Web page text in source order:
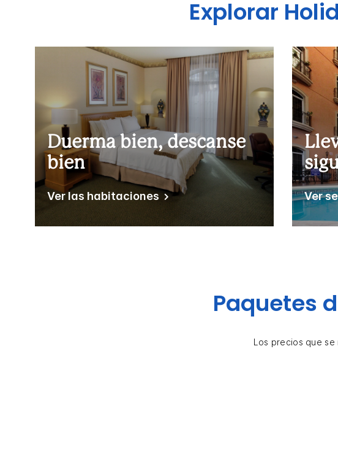
Explorar
Duerma bien, descanse
bien
Ver las habitaciones Ver
Paquetes
Los precios que